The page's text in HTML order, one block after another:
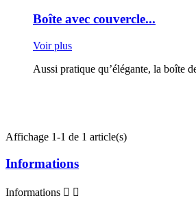
Boîte avec couvercle...
Voir plus
Aussi pratique qu’élégante, la boîte
Affichage 1-1 de 1 article(s)
Informations
Informations  